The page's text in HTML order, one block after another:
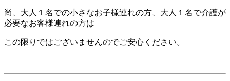
尚、大人１名での小さなお子様連れの方、大人１名で介護が
必要なお客様連れの方は
この限りではございませんのでご安心ください。